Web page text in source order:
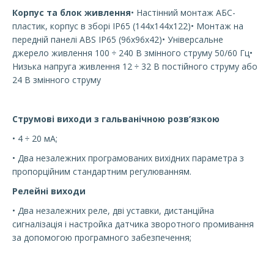
Корпус та блок живлення• Настінний монтаж АБС-
пластик, корпус в зборі IP65 (144x144x122)• Монтаж на
передній панелі ABS IP65 (96x96x42)• Універсальне
джерело живлення 100 ÷ 240 В змінного струму 50/60 Гц•
Низька напруга живлення 12 ÷ 32 В постійного струму або
24 В змінного струму
Струмові виходи з гальванічною розв’язкою
• 4 ÷ 20 мА;
• Два незалежних програмованих вихідних параметра з
пропорційним стандартним регулюванням.
Релейні виходи
• Два незалежних реле, дві уставки, дистанційна
сигналізація і настройка датчика зворотного промивання
за допомогою програмного забезпечення;